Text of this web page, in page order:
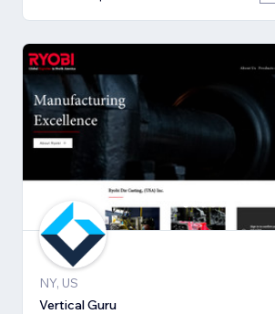
NY, US
Vertical Guru